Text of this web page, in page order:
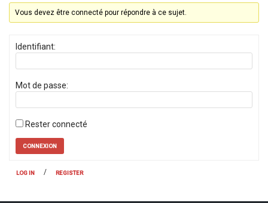
Vous devez être connecté pour répondre à ce sujet.
Identifiant:
Mot de passe:
Rester connecté
CONNEXION
LOG IN / REGISTER